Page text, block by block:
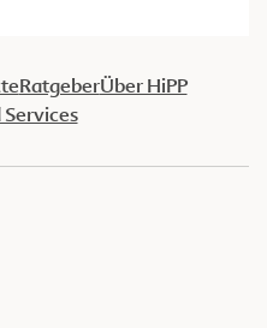
RatgeberÜber HiPP
Services